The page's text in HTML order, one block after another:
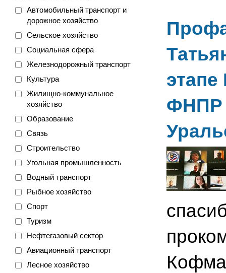
Автомобильный транспорт и
дорожное хозяйство
Сельское хозяйство
Социальная сфера
Железнодорожный транспорт
Культура
Жилищно-коммунальное
хозяйство
Образование
Связь
Строительство
Угольная промышленность
Водный транспорт
Рыбное хозяйство
Спорт
Туризм
Нефтегазовый сектор
Авиационный транспорт
Лесное хозяйство
ФНПР